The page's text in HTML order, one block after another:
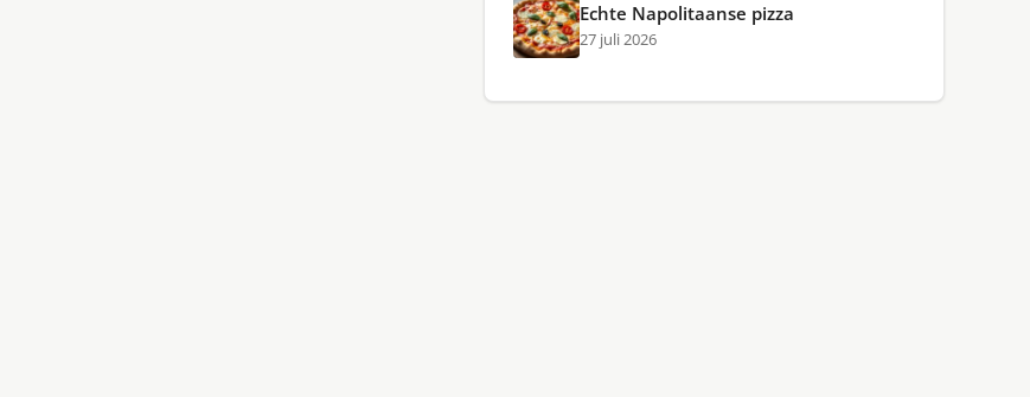
Echte Napolitaanse pizza
27 juli 2026